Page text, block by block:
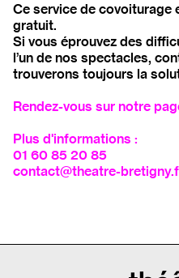
Ce service de
gratuit.
Si vous éprouvez des
l’un de nos spectacles,
trouverons toujours la
Rendez-vous sur notre
Plus d'informations :
01 60 85 20 85
contact@theatre-